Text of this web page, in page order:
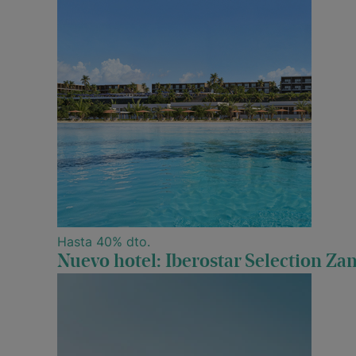
Hasta 40% dto.
Nuevo hotel: Iberostar Selection